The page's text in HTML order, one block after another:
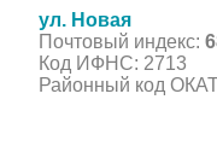
ул. Новая
Почтовый индекс:
Код ИФНС: 2713
Районный код